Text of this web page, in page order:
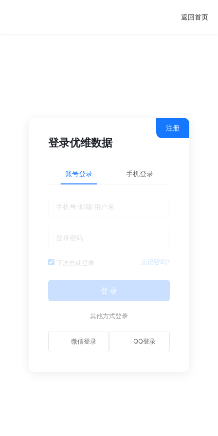
返回首页
注册
登录优维数据
账号登录 手机登录
下次自动登录 忘记密码?
登 录
其他方式登录
微信登录 QQ登录